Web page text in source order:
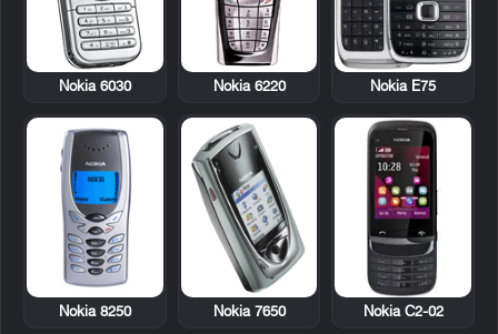
Nokia E75
Nokia 6220
Nokia 6030
Nokia C2-02
Nokia 7650
Nokia 8250